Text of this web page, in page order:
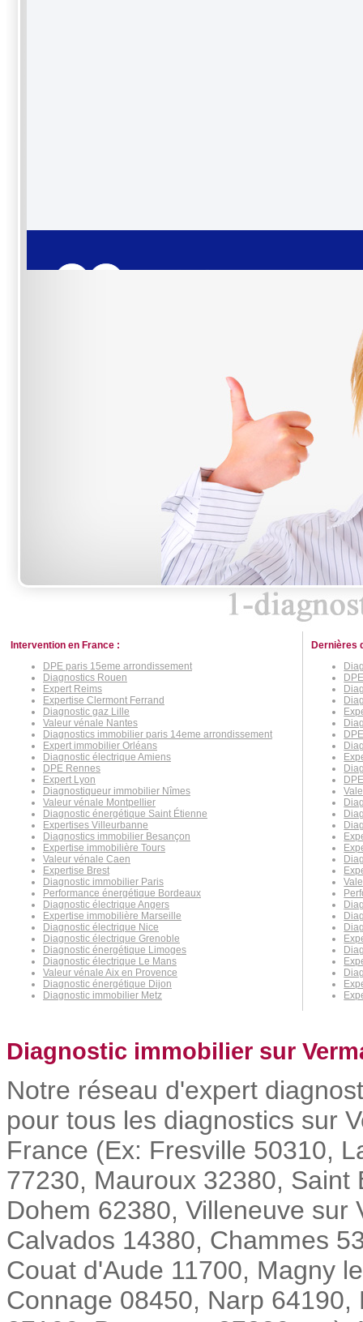
Intervention en France :
DPE paris 15eme arrondissement
Diagnostics Rouen
Expert Reims
Expertise Clermont Ferrand
Diagnostic gaz Lille
Valeur vénale Nantes
Diagnostics immobilier paris 14eme arrondissement
Expert immobilier Orléans
Diagnostic électrique Amiens
DPE Rennes
Expert Lyon
Diagnostiqueur immobilier Nîmes
Valeur vénale Montpellier
Diagnostic énergétique Saint Étienne
Expertises Villeurbanne
Diagnostics immobilier Besançon
Expertise immobilière Tours
Valeur vénale Caen
Expertise Brest
Diagnostic immobilier Paris
Performance énergétique Bordeaux
Diagnostic électrique Angers
Expertise immobilière Marseille
Diagnostic électrique Nice
Diagnostic électrique Grenoble
Diagnostic énergétique Limoges
Diagnostic électrique Le Mans
Valeur vénale Aix en Provence
Diagnostic énergétique Dijon
Diagnostic immobilier Metz
Dernières
Diagnostic immobilier sur
Notre réseau d'expert
pour tous les diagnostics sur
France (Ex: Fresville 50310,
77230, Mauroux 32380,
Dohem 62380, Villeneuve sur
Calvados 14380, Chammes
Couat d'Aude 11700, Magny
Connage 08450, Narp